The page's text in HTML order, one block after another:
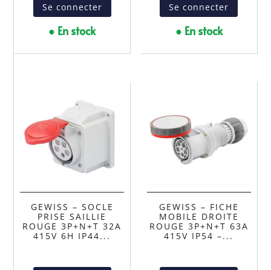
Se connecter
● En stock
Se connecter
● En stock
GEWISS – SOCLE
PRISE SAILLIE
ROUGE 3P+N+T 32A
415V 6H IP44...
GEWISS – FICHE
MOBILE DROITE
ROUGE 3P+N+T 63A
415V IP54 –...